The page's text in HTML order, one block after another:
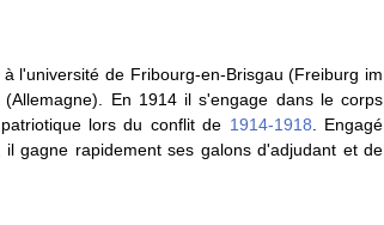
l'université de Fribourg-en-Brisgau (Freiburg im
En 1914 il s'engage dans le corps
lors du conflit de 1914-1918 . Engagé
gagne rapidement ses galons d'adjudant et de